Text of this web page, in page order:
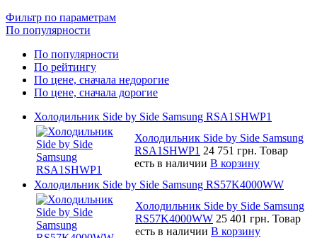
Фильтр по параметрам
По популярности
По популярности
По рейтингу
По цене, сначала недорогие
По цене, сначала дорогие
Холодильник Side by Side Samsung RSA1SHWP1
Холодильник Side by Side Samsung
RSA1SHWP1 24 751 грн. Товар
есть в наличии В корзину
Холодильник Side by Side Samsung RS57K4000WW
Холодильник Side by Side Samsung
RS57K4000WW 25 401 грн. Товар
есть в наличии В корзину